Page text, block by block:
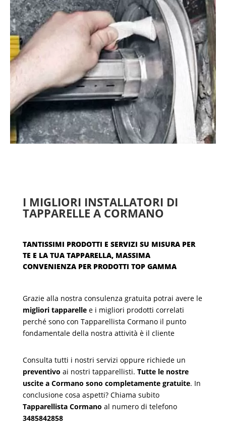
I MIGLIORI INSTALLATORI DI
TAPPARELLE A CORMANO
TANTISSIMI PRODOTTI E SERVIZI SU MISURA PER
TE E LA TUA TAPPARELLA, MASSIMA
CONVENIENZA PER PRODOTTI TOP GAMMA
Grazie alla nostra consulenza gratuita potrai avere le
migliori tapparellee i migliori prodotti correlati
perché sono con Tapparellista Cormano il punto
fondamentale della nostra attività è il cliente
Consulta tutti i nostri servizi oppure richiede un
preventivo ai nostri tapparellisti. Tutte le nostre
uscite a Cormano sono completamente gratuite. In
conclusione cosa aspetti? Chiama subito
Tapparellista Cormano al numero di telefono
3485842858